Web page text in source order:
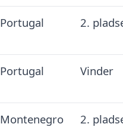
Portugal 2.
Portugal Vinder
Montenegro 2.